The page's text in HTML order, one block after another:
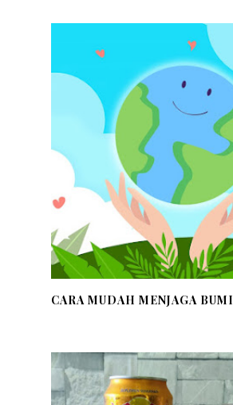
CARA MUDAH MENJAGA BUMI